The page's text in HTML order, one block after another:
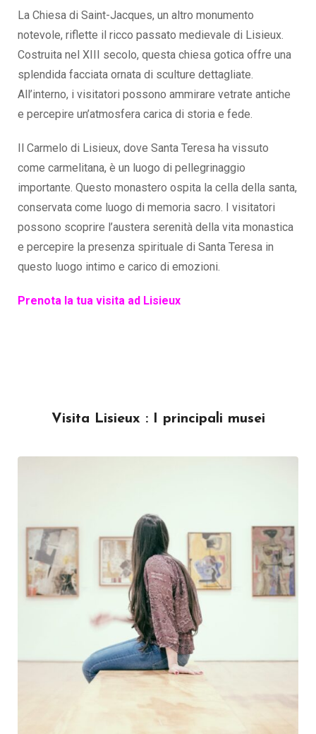
La Chiesa di Saint-Jacques, un altro monumento
notevole, riflette il ricco passato medievale di Lisieux.
Costruita nel XIII secolo, questa chiesa gotica offre una
splendida facciata ornata di sculture dettagliate.
All’interno, i visitatori possono ammirare vetrate antiche
e percepire un’atmosfera carica di storia e fede.
Il Carmelo di Lisieux, dove Santa Teresa ha vissuto
come carmelitana, è un luogo di pellegrinaggio
importante. Questo monastero ospita la cella della santa,
conservata come luogo di memoria sacro. I visitatori
possono scoprire l’austera serenità della vita monastica
e percepire la presenza spirituale di Santa Teresa in
questo luogo intimo e carico di emozioni.
Prenota la tua visita ad Lisieux
Visita Lisieux : I principali musei